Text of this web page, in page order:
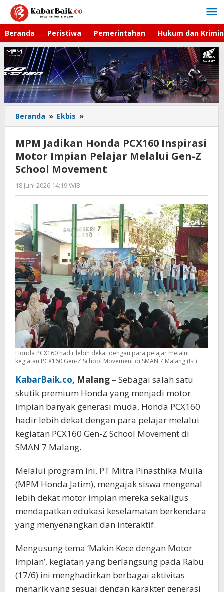
Lewati
konten
Beranda Peristiwa Pemerintahan Hukum dan
Beranda » Ekbis »
Jadikan
PCX160
Inspirasi
Motor
Z
School
Movement
MPM Jadikan Honda PCX160 Inspirasi
Motor Impian Pelajar Melalui Gen-Z
School Movement
18 Juni 2026 14:19 WIB
Imam
WD
Honda PCX160 hadir lebih dekat dengan para pelajar melalui
kegiatan PCX160 Gen-Z School Movement di SMAN 7 Malang (Ist)
KabarBaik.co, Malang – Sebagai salah satu
skutik premium Honda yang menjadi motor
impian banyak generasi muda, Honda PCX160
hadir lebih dekat dengan para pelajar melalui
kegiatan PCX160 Gen-Z School Movement di
SMAN 7 Malang.
Melalui program ini, PT Mitra Pinasthika Mulia
(MPM Honda Jatim), mengajak siswa mengenal
lebih dekat motor impian mereka sekaligus
mendapatkan edukasi keselamatan berkendara
yang menyenangkan dan interaktif.
Mengusung tema ‘Makin Kece dengan Motor
Impian’, kegiatan yang berlangsung pada Rabu
(17/6) ini menghadirkan berbagai aktivitas
menarik yang sesuai dengan karakter generasi